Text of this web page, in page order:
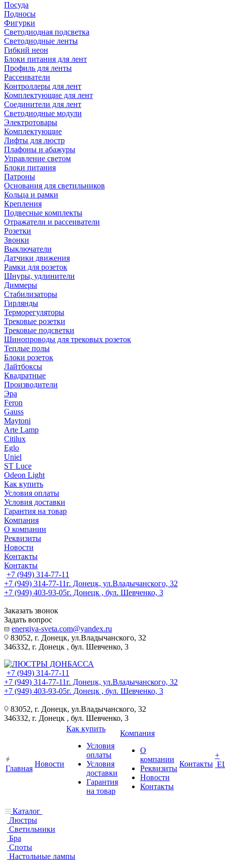
Посуда
Подносы
Фигурки
Светодиодная подсветка
Светодиодные ленты
Гибкий неон
Блоки питания для лент
Профиль для ленты
Рассеиватели
Контроллеры для лент
Комплектующие для лент
Соединители для лент
Светодиодные модули
Электротовары
Комплектующие
Лифты для люстр
Плафоны и абажуры
Управление светом
Блоки питания
Патроны
Основания для светильников
Кольца и рамки
Крепления
Подвесные комплекты
Отражатели и рассеиватели
Розетки
Звонки
Выключатели
Датчики движения
Рамки для розеток
Шнуры, удлинители
Диммеры
Стабилизаторы
Гирлянды
Терморегуляторы
Трековые розетки
Трековые подсветки
Шинопроводы для трековых розеток
Теплые полы
Блоки розеток
Лайтбоксы
Квадратные
Производители
Эра
Feron
Gauss
Maytoni
Arte Lamp
Citilux
Eglo
Uniel
ST Luce
Odeon Light
Как купить
Условия оплаты
Условия доставки
Гарантия на товар
Компания
О компании
Реквизиты
Новости
Контакты
Контакты
+7 (949) 314-77-11
+7 (949) 314-77-11г. Донецк, ул.Владычанского, 32
+7 (949) 403-93-05г. Донецк , бул. Шевченко, 3
Заказать звонок
Задать вопрос
energiya-sveta.com@yandex.ru
83052, г. Донецк, ул.Владычанского, 32
346332, г. Донецк , бул. Шевченко, 3
+7 (949) 314-77-11
+7 (949) 314-77-11г. Донецк, ул.Владычанского, 32
+7 (949) 403-93-05г. Донецк , бул. Шевченко, 3
83052, г. Донецк, ул.Владычанского, 32
346332, г. Донецк , бул. Шевченко, 3
Главная
Новости
Как купить
Условия
оплаты
Условия
доставки
Гарантия
на товар
Компания
О
компании
Реквизиты
Новости
Контакты
Контакты
+
Каталог
Люстры
Светильники
Бра
Споты
Настольные лампы